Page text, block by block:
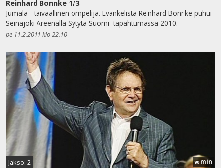
Reinhard Bonnke 1/3
Jumala - taivaallinen ompelija. Evankelista Reinhard Bonnke puhui
Seinäjoki Areenalla Sytytä Suomi -tapahtumassa 2010.
pe 11.2.2011 klo 22.10
Jakso: 2 90min